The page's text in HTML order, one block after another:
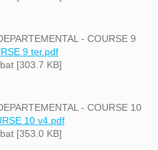
- COURSE 9
9 ter.pdf
[303.7 KB]
- COURSE 10
10 v4.pdf
[353.0 KB]